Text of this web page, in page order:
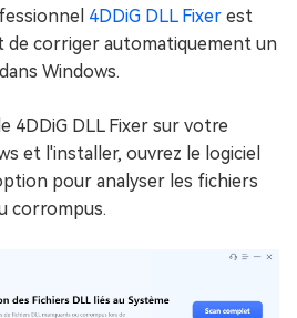
4DDiG DLL Fixer est
de corriger automatiquement un
Windows.
4DDiG DLL Fixer sur votre
et l'installer, ouvrez le logiciel
pour analyser les fichiers
corrompus.